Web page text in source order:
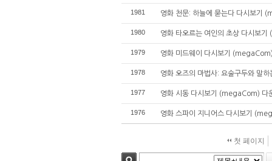
1981 영화 천문: 하늘에 묻는다 다시보기
1980 영화 타오르는 여인의 초상 다시보
1979 영화 미드웨이 다시보기
1978 영화 오즈의 마법사: 요술구두와 말
1977 영화 시동 다시보기 (megaCom) 다
1976 영화 스파이 지니어스 다시보기
첫 페이지